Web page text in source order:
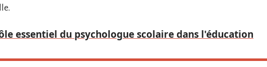
essentiel du psychologue scolaire dans l'éducation